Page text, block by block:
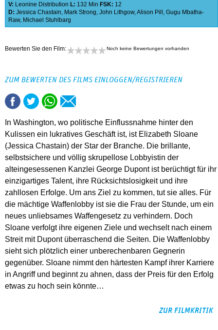
V: Leonine Distribution L: 132 Min FSK: 12
D: Jessica Chastain, Mark Strong, John Lithgow,Alison Pill , Gugu Mbatha-
Raw, Michael Stuhlbarg
Bewerten Sie den Film: Noch keine Bewertungen vorhanden
ZUM BEWERTEN DES FILMS EINLOGGEN/REGISTRIEREN
In Washington, wo politische Einflussnahme hinter den
Kulissen ein lukratives Geschäft ist, ist Elizabeth Sloane
(Jessica Chastain) der Star der Branche. Die brillante,
selbstsichere und völlig skrupellose Lobbyistin der
alteingesessenen Kanzlei George Dupont ist berüchtigt für ihr
einzigartiges Talent, ihre Rücksichtslosigkeit und ihre
zahllosen Erfolge. Um ans Ziel zu kommen, tut sie alles. Für
die mächtige Waffenlobby ist sie die Frau der Stunde, um ein
neues unliebsames Waffengesetz zu verhindern. Doch
Sloane verfolgt ihre eigenen Ziele und wechselt nach einem
Streit mit Dupont überraschend die Seiten. Die Waffenlobby
sieht sich plötzlich einer unberechenbaren Gegnerin
gegenüber. Sloane nimmt den härtesten Kampf ihrer Karriere
in Angriff und beginnt zu ahnen, dass der Preis für den Erfolg
etwas zu hoch sein könnte…
ZUR FILMKRITIK